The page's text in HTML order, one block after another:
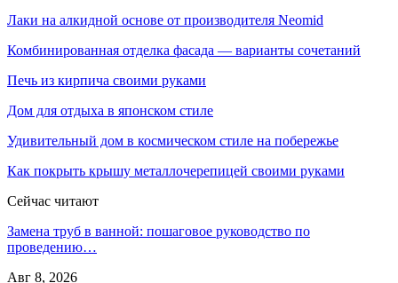
Лаки на алкидной основе от производителя Neomid
Комбинированная отделка фасада — варианты сочетаний
Печь из кирпича своими руками
Дом для отдыха в японском стиле
Удивительный дом в космическом стиле на побережье
Как покрыть крышу металлочерепицей своими руками
Сейчас читают
Замена труб в ванной: пошаговое руководство по
проведению…
Авг 8, 2026